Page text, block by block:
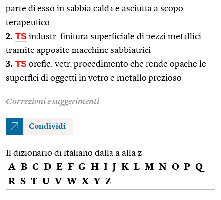
parte di esso in sabbia calda e asciutta a scopo
terapeutico
2. TS industr. finitura superficiale di pezzi metallici
tramite apposite macchine sabbiatrici
3. TS orefic. vetr. procedimento che rende opache le
superfici di oggetti in vetro e metallo prezioso
Correzioni e suggerimenti
Condividi
Il dizionario di italiano dalla a alla z
A B C D E F G H I J K L M N O P Q
R S T U V W X Y Z